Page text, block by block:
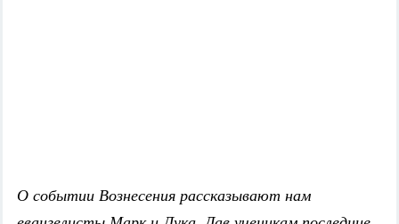
О событии Вознесения рассказывают нам